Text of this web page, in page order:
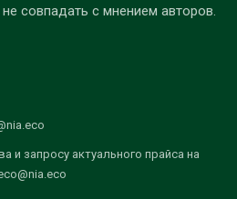
совпадать с мнением авторов.
и запросу актуального прайса на